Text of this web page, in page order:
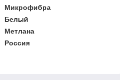
Микрофибра
Белый
Метлана
Россия